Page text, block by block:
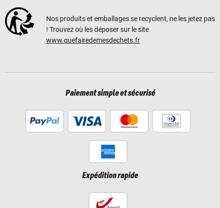
Nos produits et emballages se recyclent, ne les jetez pas
! Trouvez où les déposer sur le site
www.quefairedemesdechets.fr
Paiement simple et sécurisé
Expédition rapide